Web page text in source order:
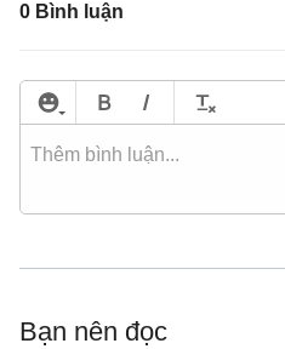
0 Bình luận
Bạn nên đọc